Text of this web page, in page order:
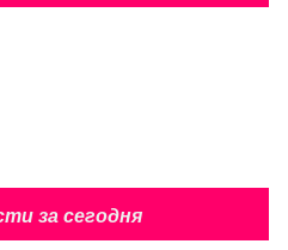
за сегодня